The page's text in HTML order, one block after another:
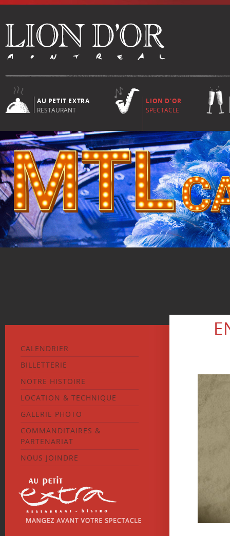
AU PETIT EXTRA
RESTAURANT
LION D'OR
SPECTACLE
CALENDRIER
BILLETTERIE
NOTRE HISTOIRE
LOCATION & TECHNIQUE
GALERIE PHOTO
COMMANDITAIRES &
PARTENARIAT
NOUS JOINDRE